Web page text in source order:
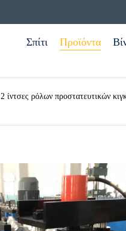
Σπίτι Προϊόντα
2 ίντσες ρόλων προστατευτικών